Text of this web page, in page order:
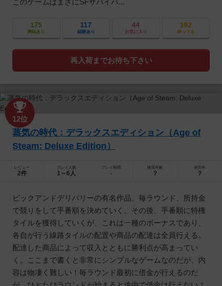
このゲームはまさにSFサバイバ...
175
興味あり
117
経験あり
44
お気に入り
192
持ってる
再入荷までお待ち下さい
12位
蒸気の時代：デラックスエディション（Age of
Steam: Deluxe Edition）
レビュー
2件
プレイ人数
1～6人
プレイ時間
-
推奨年齢
？
発売年
？
ピックアンドデリバリーの有名作品。毎ラウンド、所持金
で競りをして手番順を決めていく。その後、手番順に特権
タイルを獲得していくが、これは一種のボーナスであり、
各自が行う線路タイルの配置や商品の配達は全員行える。
配達した商品によって収入とともに勝利点が高まってい
く。ここまで書くと非常にシンプルなゲームなのだが、内
容は物凄く難しい！毎ラウンド最初に借金が行えるのだ